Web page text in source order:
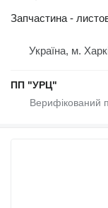
Запчастина -
Україна, м.
ПП "УРЦ"